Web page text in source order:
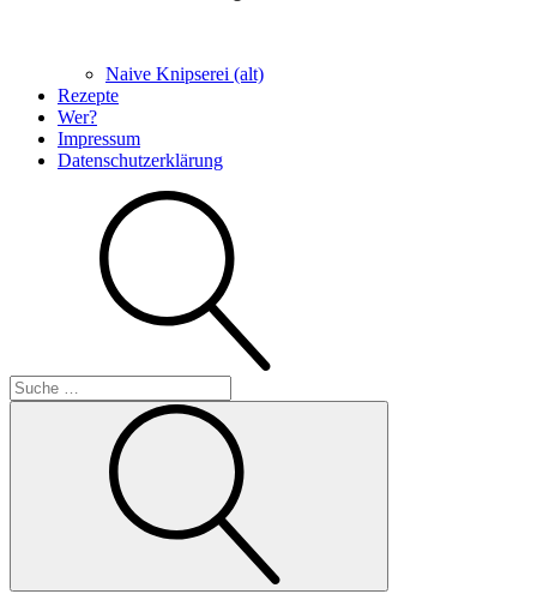
Naive Knipserei (alt)
Rezepte
Wer?
Impressum
Datenschutzerklärung